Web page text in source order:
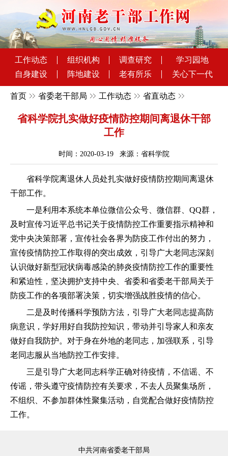
工作动态 组织机构 调查研究
学习园地
自身建设
阵地建设 老有所乐 关心下一代
首页 省委老干部局 工作动态 省直动态
省科学院扎实做好疫情防控期间离退休干部
工作
时间：2020-03-19 来源：省科学院
省科学院离退休人员处扎实做好疫情防控期间离退休
干部工作。
一是利用本系统本单位微信公众号、微信群、QQ群，
及时宣传习近平总书记关于疫情防控工作重要指示精神和
党中央决策部署，宣传社会各界为防疫工作付出的努力，
宣传疫情防控工作取得的突出成效，引导广大老同志深刻
认识做好新型冠状病毒感染的肺炎疫情防控工作的重要性
和紧迫性，坚决拥护支持中央、省委和省委老干部局关于
防疫工作的各项部署决策，切实增强战胜疫情的信心。
二是及时传播科学预防方法，引导广大老同志提高防
病意识，学好用好自我防控知识，带动并引导家人和亲友
做好自我防护。对于身在外地的老同志，加强联系，引导
老同志服从当地防控工作安排。
三是引导广大老同志科学正确对待疫情，不信谣、不
传谣，带头遵守疫情防控有关要求，不去人员聚集场所，
不组织、不参加群体性聚集活动，自觉配合做好疫情防控
工作。
中共河南省委老干部局